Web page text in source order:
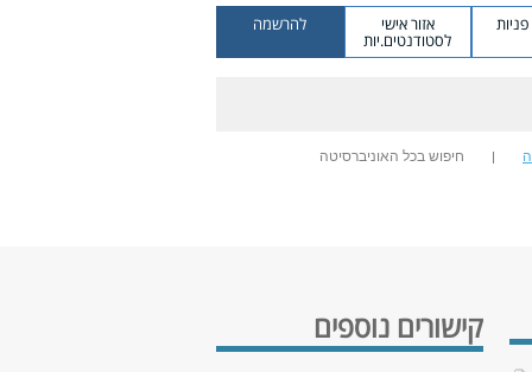
אזור אישי
לסטודנטים.יות
להרשמה
חיפוש בכל האוניברסיטה
קישורים נוספים